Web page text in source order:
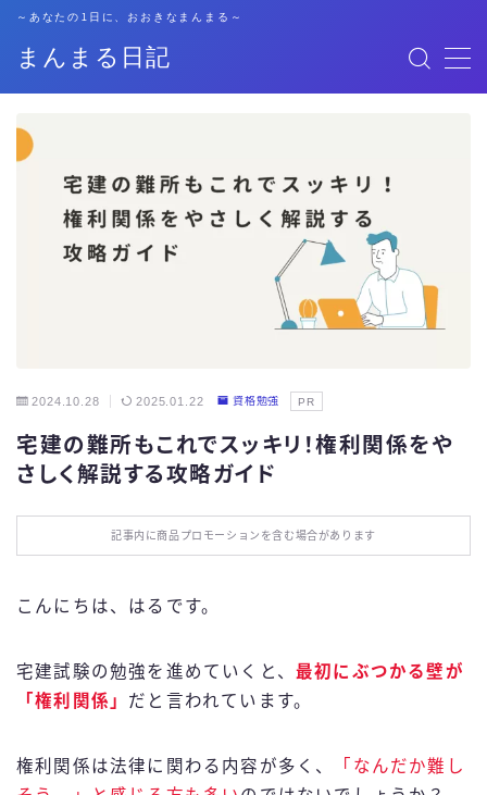
まんまる日記
～あなたの1日に、おおきなまんまる～
格安SIM
暮らし
おでかけ
お役立ち情報
ふるさと納税
ブログ技術
2024.10.28 2025.01.22 資格勉強 PR
宅建の難所もこれでスッキリ！権利関係をや
さしく解説する攻略ガイド
記事内に商品プロモーションを含む場合があります
こんにちは、はるです。
宅建試験の勉強を進めていくと、 最初にぶつかる壁が
「権利関係」 だと言われています。
権利関係は法律に関わる内容が多く、
「なんだか難し